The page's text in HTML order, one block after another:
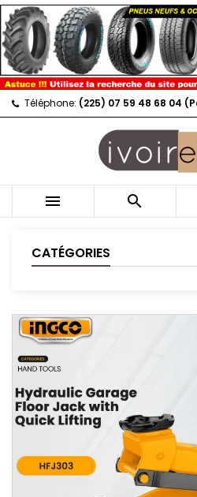
Téléphone: (225) 07 59 48 68 04
 
CATÉGORIES